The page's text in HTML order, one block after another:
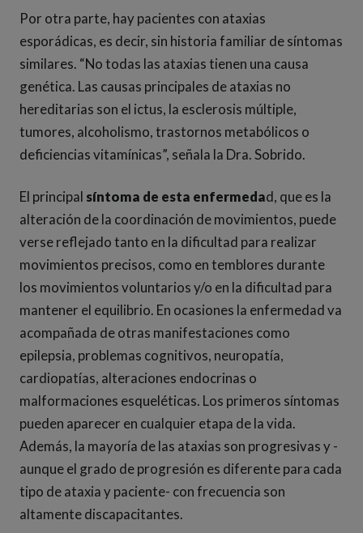
Por otra parte, hay pacientes con ataxias
esporádicas, es decir, sin historia familiar de síntomas
similares. “No todas las ataxias tienen una causa
genética. Las causas principales de ataxias no
hereditarias son el ictus, la esclerosis múltiple,
tumores, alcoholismo, trastornos metabólicos o
deficiencias vitamínicas”, señala la Dra. Sobrido.
El principal síntoma de esta enfermedad, que es la
alteración de la coordinación de movimientos, puede
verse reflejado tanto en la dificultad para realizar
movimientos precisos, como en temblores durante
los movimientos voluntarios y/o en la dificultad para
mantener el equilibrio. En ocasiones la enfermedad va
acompañada de otras manifestaciones como
epilepsia, problemas cognitivos, neuropatía,
cardiopatías, alteraciones endocrinas o
malformaciones esqueléticas. Los primeros síntomas
pueden aparecer en cualquier etapa de la vida.
Además, la mayoría de las ataxias son progresivas y -
aunque el grado de progresión es diferente para cada
tipo de ataxia y paciente- con frecuencia son
altamente discapacitantes.